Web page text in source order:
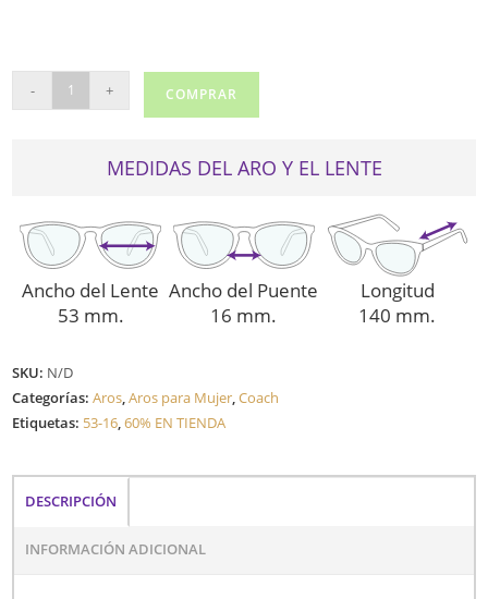
HC6114
- + COMPRAR
MEDIDAS DEL ARO Y EL LENTE
Ancho del Lente
53 mm.
Ancho del Puente
16 mm.
Longitud
140 mm.
SKU: N/D
Categorías:Aros,Aros para Mujer,Coach
Etiquetas: 53-16,60% EN TIENDA
DESCRIPCIÓN
INFORMACIÓN ADICIONAL